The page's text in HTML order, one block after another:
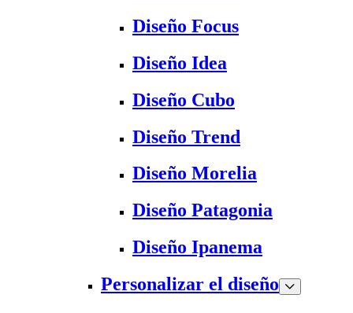
Diseño Focus
Diseño Idea
Diseño Cubo
Diseño Trend
Diseño Morelia
Diseño Patagonia
Diseño Ipanema
Personalizar el diseño